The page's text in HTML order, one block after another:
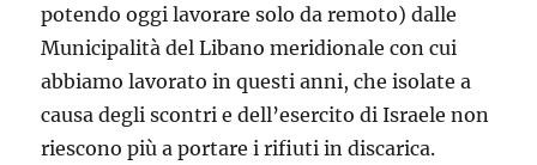
potendo oggi lavorare solo da remoto) dalle
Municipalità del Libano meridionale con cui
abbiamo lavorato in questi anni, che isolate a
causa degli scontri e dell’esercito di Israele non
riescono più a portare i rifiuti in discarica.